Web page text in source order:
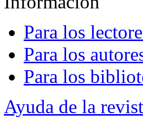
Para los
Para los
Para los
Ayuda de la